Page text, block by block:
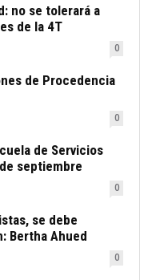
no se tolerará a
de la 4T
0
de Procedencia
0
de Servicios
septiembre
0
se debe
Bertha Ahued
0